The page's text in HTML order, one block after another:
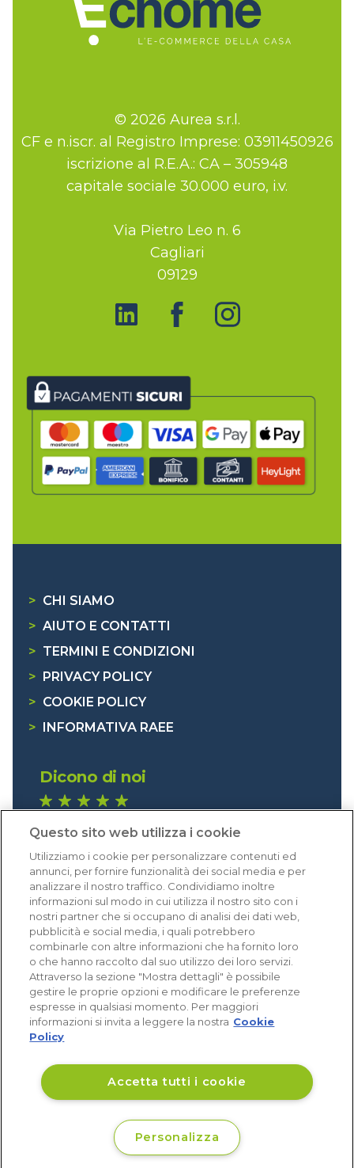
© 2026 Aurea s.r.l.
CF e n.iscr. al Registro Imprese: 03911450926
iscrizione al R.E.A.: CA – 305948
capitale sociale 30.000 euro, i.v.
Via Pietro Leo n. 6
Cagliari
09129
> CHI SIAMO
> AIUTO E CONTATTI
> TERMINI E CONDIZIONI
>
PRIVACY POLICY
> COOKIE POLICY
>
INFORMATIVA RAEE
Dicono di noi
Eccellente (4,8)
Acquisti verificati
Disponibile
Questo sito web utilizza i cookie
Utilizziamo i cookie per personalizzare contenuti ed
annunci, per fornire funzionalità dei social media e per
analizzare il nostro traffico. Condividiamo inoltre
informazioni sul modo in cui utilizza il nostro sito con i
nostri partner che si occupano di analisi dei dati web,
pubblicità e social media, i quali potrebbero
combinarle con altre informazioni che ha fornito loro
o che hanno raccolto dal suo utilizzo dei loro servizi.
Attraverso la sezione "Mostra dettagli" è possibile
gestire le proprie opzioni e modificare le preferenze
espresse in qualsiasi momento. Per maggiori
informazioni si invita a leggere la nostra Cookie
Policy
Accetta tutti i cookie
Personalizza